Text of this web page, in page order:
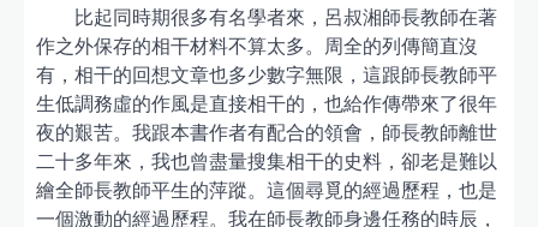
比起同時期很多有名學者來，呂叔湘師長教師在著
作之外保存的相干材料不算太多。周全的列傳簡直沒
有，相干的回想文章也多少數字無限，這跟師長教師平
生低調務虛的作風是直接相干的，也給作傳帶來了很年
夜的艱苦。我跟本書作者有配合的領會，師長教師離世
二十多年來，我也曾盡量搜集相干的史料，卻老是難以
繪全師長教師平生的萍蹤。這個尋覓的經過歷程，也是
一個激動的經過歷程。我在師長教師身邊任務的時辰，